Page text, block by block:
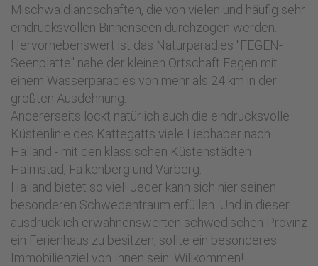
Mischwaldlandschaften, die von vielen und häufig sehr
eindrucksvollen Binnenseen durchzogen werden.
Hervorhebenswert ist das Naturparadies "FEGEN-
Seenplatte" nahe der kleinen Ortschaft Fegen mit
einem Wasserparadies von mehr als 24 km in der
größten Ausdehnung.
Andererseits lockt natürlich auch die eindrucksvolle
Küstenlinie des Kattegatts viele Liebhaber nach
Halland - mit den klassischen Küstenstädten
Halmstad, Falkenberg und Varberg.
Halland bietet so viel! Jeder kann sich hier seinen
besonderen Schwedentraum erfüllen. Und in dieser
ausdrücklich erwähnenswerten schwedischen Provinz
ein Ferienhaus zu besitzen, sollte ein besonderes
Immobilienziel von Ihnen sein. Willkommen!